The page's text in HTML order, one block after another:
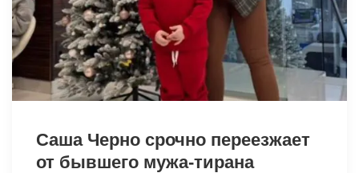
Саша Черно срочно переезжает
от бывшего мужа-тирана